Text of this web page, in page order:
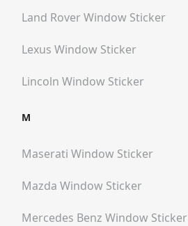
Land RoverWindow Sticker
Lexus Window Sticker
Lincoln Window Sticker
M
Maserati Window Sticker
Mazda Window Sticker
Mercedes Benz Window Sticker